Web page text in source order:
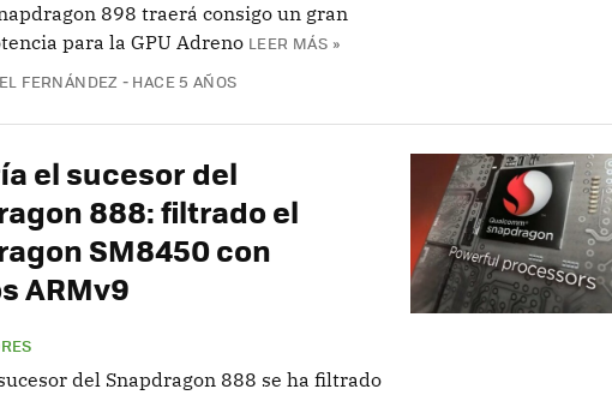
898 traerá consigo un gran
para la GPU Adreno LEER MÁS »
FERNÁNDEZ HACE 5 AÑOS
el sucesor del
888: filtrado el
SM8450 con
ARMv9
del Snapdragon 888 se ha filtrado